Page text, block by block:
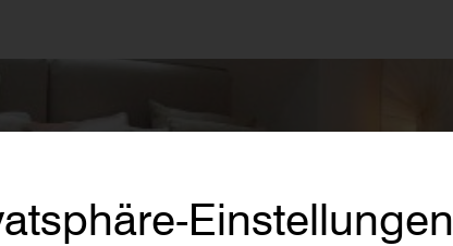
Einstellungen